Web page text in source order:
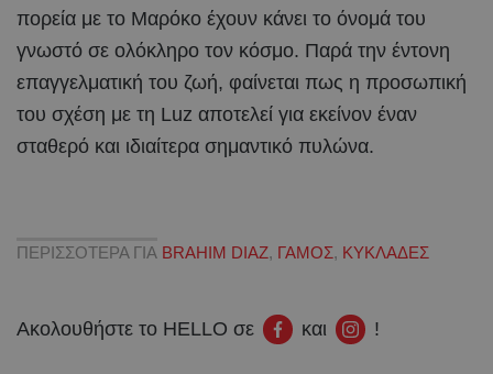
πορεία με το Μαρόκο έχουν κάνει το όνομά του
γνωστό σε ολόκληρο τον κόσμο. Παρά την έντονη
επαγγελματική του ζωή, φαίνεται πως η προσωπική
του σχέση με τη Luz αποτελεί για εκείνον έναν
σταθερό και ιδιαίτερα σημαντικό πυλώνα.
ΠΕΡΙΣΣΟΤΕΡΑ ΓΙΑ BRAHIM DIAZ, ΓΑΜΟΣ, ΚΥΚΛΑΔΕΣ
Ακολουθήστε το HELLO σε και !